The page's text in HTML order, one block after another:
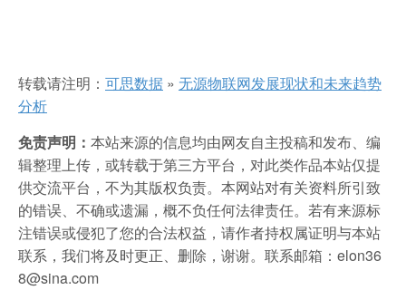
转载请注明： 可思数据 » 无源物联网发展现状和未来趋势
分析
免责声明： 本站来源的信息均由网友自主投稿和发布、编
辑整理上传，或转载于第三方平台，对此类作品本站仅提
供交流平台，不为其版权负责。本网站对有关资料所引致
的错误、不确或遗漏，概不负任何法律责任。若有来源标
注错误或侵犯了您的合法权益，请作者持权属证明与本站
联系，我们将及时更正、删除，谢谢。联系邮箱：elon36
8@sina.com